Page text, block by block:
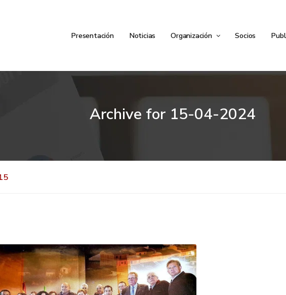
Presentación Noticias Organización Socios
Archive for 15-04-2024